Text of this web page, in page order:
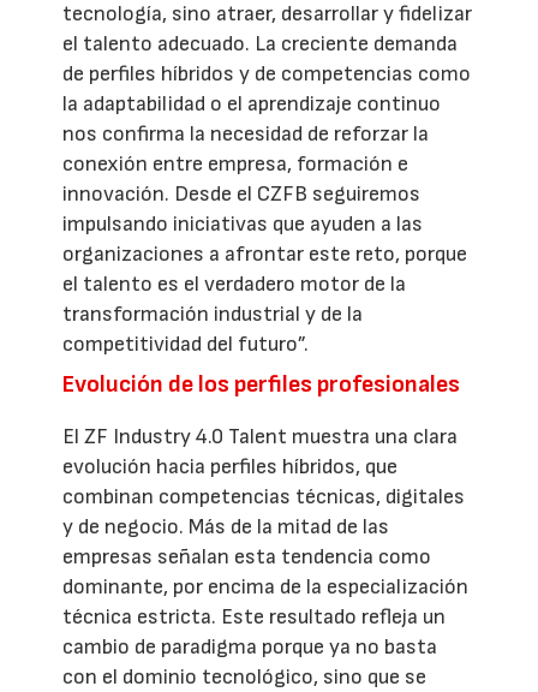
tecnología, sino atraer, desarrollar y fidelizar
el talento adecuado. La creciente demanda
de perfiles híbridos y de competencias como
la adaptabilidad o el aprendizaje continuo
nos confirma la necesidad de reforzar la
conexión entre empresa, formación e
innovación. Desde el CZFB seguiremos
impulsando iniciativas que ayuden a las
organizaciones a afrontar este reto, porque
el talento es el verdadero motor de la
transformación industrial y de la
competitividad del futuro”.
Evolución de los perfiles profesionales
El ZF Industry 4.0 Talent muestra una clara
evolución hacia perfiles híbridos, que
combinan competencias técnicas, digitales
y de negocio. Más de la mitad de las
empresas señalan esta tendencia como
dominante, por encima de la especialización
técnica estricta. Este resultado refleja un
cambio de paradigma porque ya no basta
con el dominio tecnológico, sino que se